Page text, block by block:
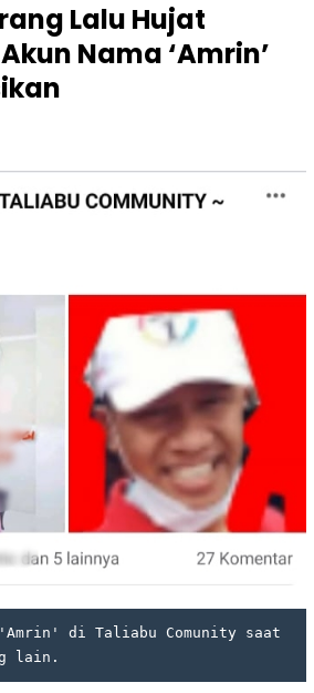
Lalu Hujat
Nama ‘Amrin’
'Amrin' di Taliabu Comunity saat
lain.